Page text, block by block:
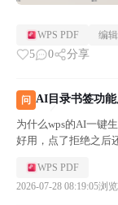
WPS PDF 编
5 0 分享
问 AI目录书签功
为什么wps的AI一键
好用，点了拒绝之后
WPS PDF
2026-07-28 08:19:05浏